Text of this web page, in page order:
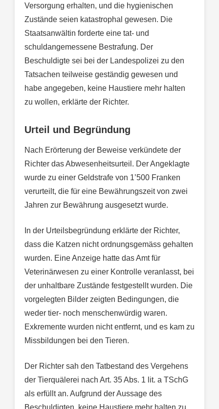
Versorgung erhalten, und die hygienischen
Zustände seien katastrophal gewesen. Die
Staatsanwältin forderte eine tat- und
schuldangemessene Bestrafung. Der
Beschuldigte sei bei der Landespolizei zu den
Tatsachen teilweise geständig gewesen und
habe angegeben, keine Haustiere mehr halten
zu wollen, erklärte der Richter.
Urteil und Begründung
Nach Erörterung der Beweise verkündete der
Richter das Abwesenheitsurteil. Der Angeklagte
wurde zu einer Geldstrafe von 1’500 Franken
verurteilt, die für eine Bewährungszeit von zwei
Jahren zur Bewährung ausgesetzt wurde.
In der Urteilsbegründung erklärte der Richter,
dass die Katzen nicht ordnungsgemäss gehalten
wurden. Eine Anzeige hatte das Amt für
Veterinärwesen zu einer Kontrolle veranlasst, bei
der unhaltbare Zustände festgestellt wurden. Die
vorgelegten Bilder zeigten Bedingungen, die
weder tier- noch menschenwürdig waren.
Exkremente wurden nicht entfernt, und es kam zu
Missbildungen bei den Tieren.
Der Richter sah den Tatbestand des Vergehens
der Tierquälerei nach Art. 35 Abs. 1 lit. a TSchG
als erfüllt an. Aufgrund der Aussage des
Beschuldigten, keine Haustiere mehr halten zu